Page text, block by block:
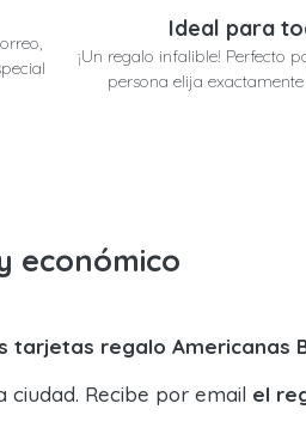
Ideal para
¡Un regalo infalible! Perfecto
persona elija
económico
tarjetas regalo Americanas
ciudad. Recibe por email el